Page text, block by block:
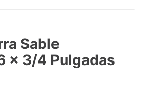
Sable
x 3/4 Pulgadas
5
interruptor
6.
lenox